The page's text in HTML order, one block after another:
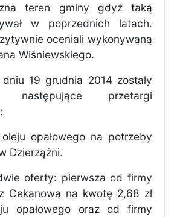
teren gminy gdyż taką
w poprzednich latach.
oceniali wykonywaną
Wiśniewskiego.
dniu 19 grudnia 2014 zostały
następujące przetargi
opałowego na potrzeby
Dzierzążni.
oferty: pierwsza od firmy
Cekanowa na kwotę 2,68 zł
opałowego oraz od firmy